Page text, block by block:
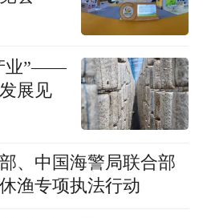
业”——
展见
、中国海警局联合部
渔专项执法行动